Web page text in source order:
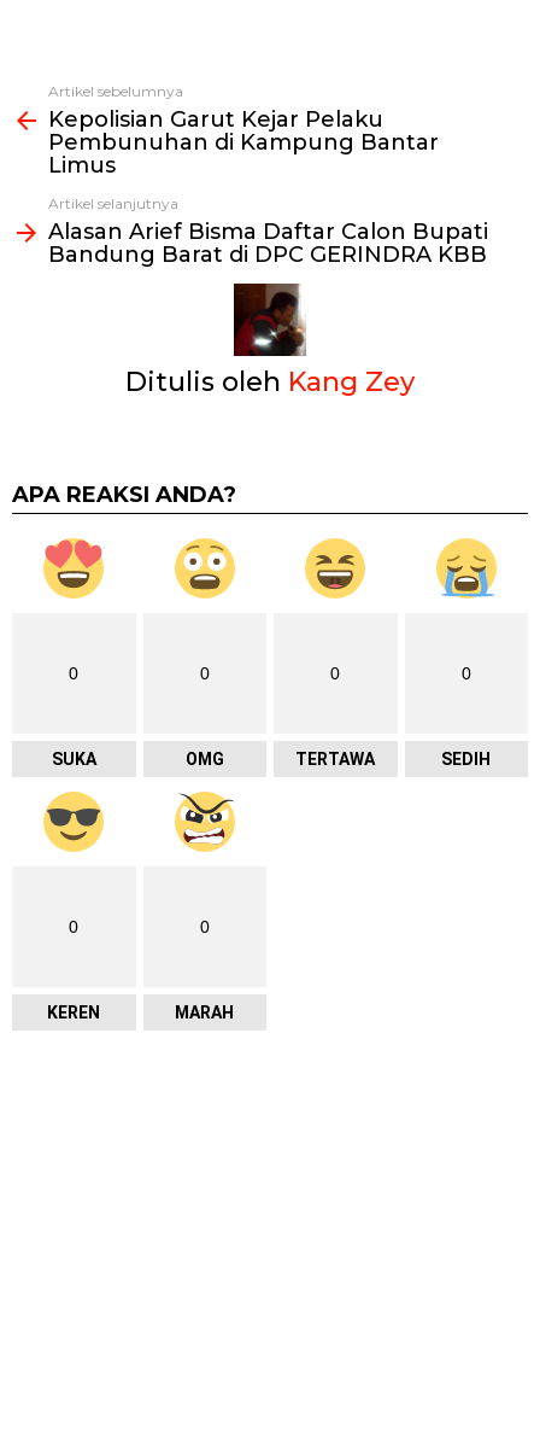
Lihat
selengkapnya
Artikel sebelumnya
Kepolisian Garut Kejar Pelaku
Pembunuhan di Kampung Bantar
Limus
Artikel selanjutnya
Alasan Arief Bisma Daftar Calon Bupati
Bandung Barat di DPC GERINDRA KBB
Ditulis oleh Kang Zey
APA REAKSI ANDA?
0
SUKA
0
OMG
0
TERTAWA
0
SEDIH
0
KEREN
0
MARAH